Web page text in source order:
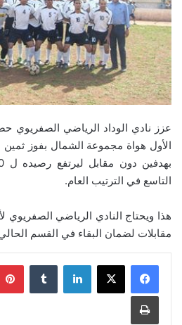
عزز نادي الوداد الرياضي الصفريوي
الأول هواة مجموعة الشمال بفوز ثمين
التاسع في الترتيب العام.
هذا ويحتاج النادي الرياضي الصفريوي
مقابلات لضمان البقاء في القسم
لينكدإن
طباعة